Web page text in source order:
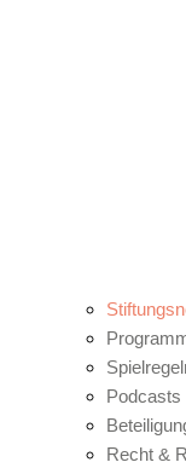
Podcasts
Recht &